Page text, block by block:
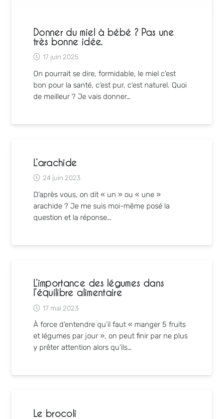
Donner du miel à bébé ? Pas une
très bonne idée.
17 juin 2025
On pourrait se dire, formidable, le miel c’est
bon pour la santé, c’est pur, c’est naturel. Quoi
de meilleur ? Je vais donner…
L’arachide
24 juin 2023
D’après vous, on dit « un » ou « une »
arachide ? Je me suis moi-même posé la
question et la réponse…
L’importance des légumes dans
l’équilibre alimentaire
17 mai 2023
À force d’entendre qu’il faut « manger 5 fruits
et légumes par jour », on peut finir par ne plus
y prêter attention alors qu’ils…
Le brocoli